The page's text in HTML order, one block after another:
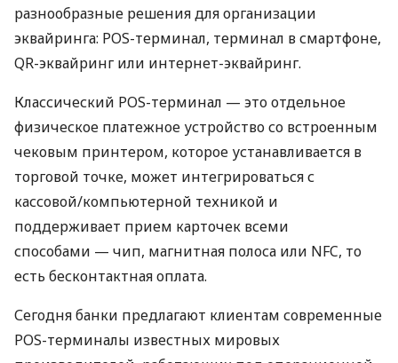
разнообразные решения для организации
эквайринга: POS-терминал, терминал в смартфоне,
QR-эквайринг или интернет-эквайринг.
Классический POS-терминал — это отдельное
физическое платежное устройство со встроенным
чековым принтером, которое устанавливается в
торговой точке, может интегрироваться с
кассовой/компьютерной техникой и
поддерживает прием карточек всеми
способами — чип, магнитная полоса или NFC, то
есть бесконтактная оплата.
Сегодня банки предлагают клиентам современные
POS-терминалы известных мировых